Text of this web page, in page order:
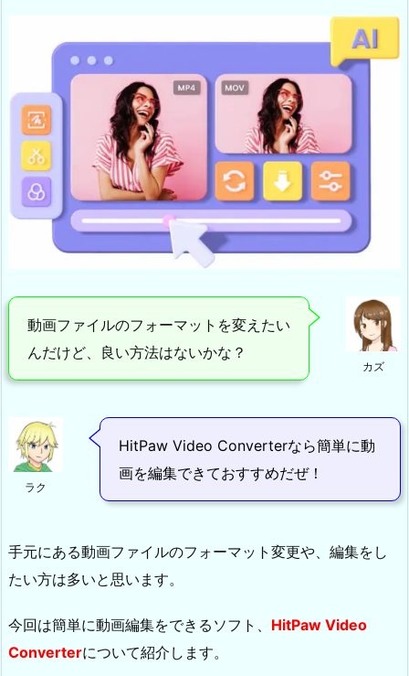
カズ
動画ファイルのフォーマットを変えたい
んだけど、良い方法はないかな？
ラク
HitPaw Video Converterなら簡単に動
画を編集できておすすめだぜ！
手元にある動画ファイルのフォーマット変更や、編集をし
たい方は多いと思います。
今回は簡単に動画編集をできるソフト、 HitPaw Video
Converterについて紹介します。